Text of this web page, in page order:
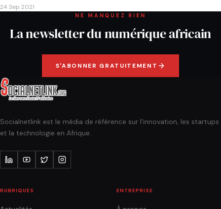
24 Sep 2021
NE MANQUEZ RIEN
La newsletter du numérique africain
S'ABONNER GRATUITEMENT
Socialnetlink est le média de référence sur l'innovation, les startups
et la technologie en Afrique.
RUBRIQUES ENTREPRISE